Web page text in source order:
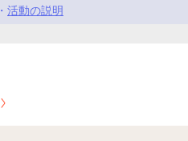
活動の説明